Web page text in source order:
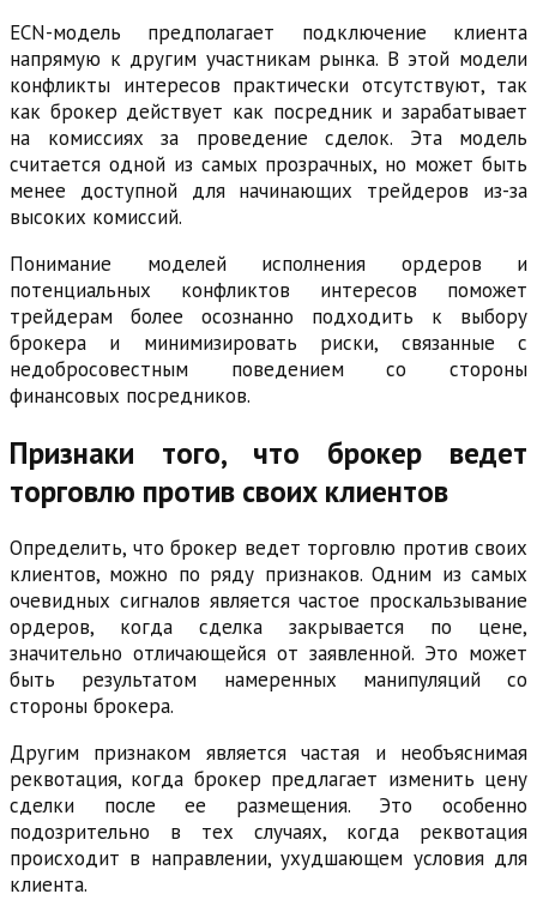
ECN-модель предполагает подключение клиента
напрямую к другим участникам рынка. В этой модели
конфликты интересов практически отсутствуют, так
как брокер действует как посредник и зарабатывает
на комиссиях за проведение сделок. Эта модель
считается одной из самых прозрачных, но может быть
менее доступной для начинающих трейдеров из-за
высоких комиссий.
Понимание моделей исполнения ордеров и
потенциальных конфликтов интересов поможет
трейдерам более осознанно подходить к выбору
брокера и минимизировать риски, связанные с
недобросовестным поведением со стороны
финансовых посредников.
Признаки того, что брокер ведет
торговлю против своих клиентов
Определить, что брокер ведет торговлю против своих
клиентов, можно по ряду признаков. Одним из самых
очевидных сигналов является частое проскальзывание
ордеров, когда сделка закрывается по цене,
значительно отличающейся от заявленной. Это может
быть результатом намеренных манипуляций со
стороны брокера.
Другим признаком является частая и необъяснимая
реквотация, когда брокер предлагает изменить цену
сделки после ее размещения. Это особенно
подозрительно в тех случаях, когда реквотация
происходит в направлении, ухудшающем условия для
клиента.